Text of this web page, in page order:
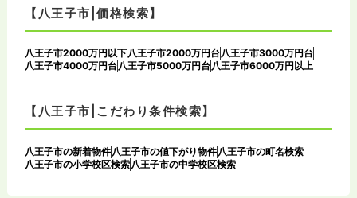
【八王子市|価格検索】
八王子市2000万円以下八王子市2000万円台八王子市3000万円台
八王子市4000万円台八王子市5000万円台八王子市6000万円以上
【八王子市|こだわり条件検索】
八王子市の新着物件 八王子市の値下がり物件 八王子市の町名検索
八王子市の小学校区検索 八王子市の中学校区検索